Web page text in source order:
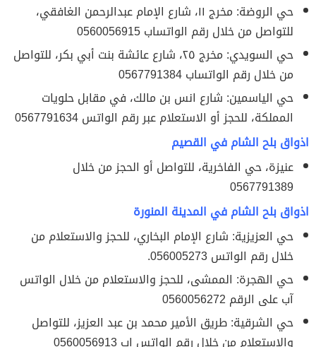
حي الروضة: مخرج ١١، شارع الإمام عبدالرحمن الغافقي،
للتواصل من خلال رقم الواتساب 0560056915
حي السويدي: مخرج ٢٥، شارع عائشة بنت أبي بكر، للتواصل
من خلال رقم الواتساب 0567791384
حي الياسمين: شارع انس بن مالك، في مقابل حلويات
المملكة، للحجز أو الاستعلام عبر رقم الواتس 0567791634
اذواق بلح الشام في القصيم
عنيزة، حي الفاخرية، للتواصل أو الحجز من خلال
0567791389
اذواق بلح الشام في المدينة المنورة
حي العزيزية: شارع الإمام البخاري، للحجز والاستعلام من
خلال رقم الواتس 056005273.
حي الهجرة: الممشى، للحجز والاستعلام من خلال الواتس
آب على الرقم 0560056272
حي الشرقية: طريق الأمير محمد بن عبد العزيز، للتواصل